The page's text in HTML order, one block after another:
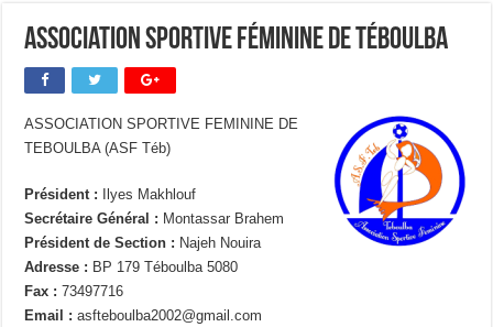
Association Sportive Féminine de Téboulba
ASSOCIATION SPORTIVE FEMININE DE
TEBOULBA (ASF Téb)
Président : Ilyes Makhlouf
Secrétaire Général : Montassar Brahem
Président de Section : Najeh Nouira
Adresse : BP 179 Téboulba 5080
Fax : 73497716
Email :asfteboulba2002@gmail.com